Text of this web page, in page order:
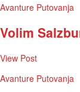
Avanture Putovanja
Volim
View Post
Avanture Putovanja